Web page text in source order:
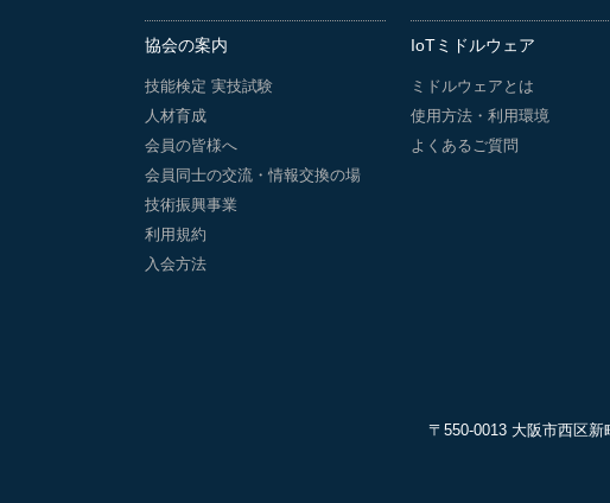
協会の案内
技能検定 実技試験
人材育成
会員の皆様へ
会員同士の交流・情報交換の場
技術振興事業
利用規約
入会方法
IoTミドルウェア
ミドルウェアとは
使用方法・利用環境
よくあるご質問
〒550-0013 大阪市西区